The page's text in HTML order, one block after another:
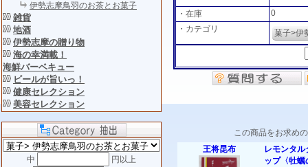
伊勢志摩鳥羽のお茶とお菓子
雑貨
地酒
伊勢志摩の贈り物
海の幸満載！
海鮮バーベキュー
ビールが旨いっ！
健康セレクション
美容セレクション
中
円以上
・在庫
0
・カテゴリ
菓子>伊
この商品をお求め
王将昆布
レモンタ
ップ〈牡